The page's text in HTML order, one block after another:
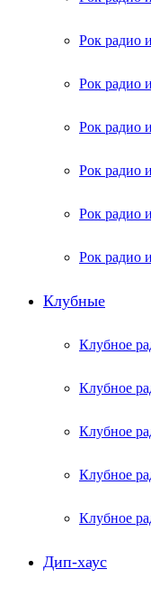
Рок радио
Рок радио
Рок радио
Рок радио
Рок радио
Рок радио
Клубные
Клубное
Клубное
Клубное
Клубное
Клубное
Дип-хаус